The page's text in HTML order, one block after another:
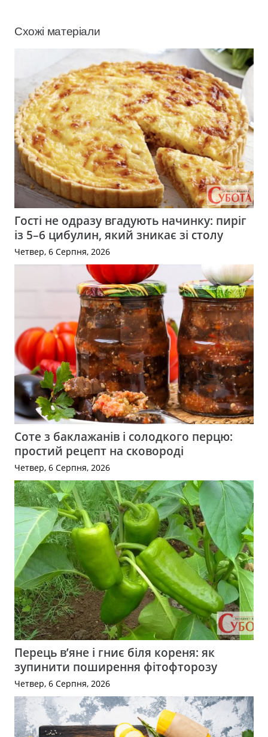
Схожі матеріали
Гості не одразу вгадують начинку: пиріг
із 5–6 цибулин, який зникає зі столу
Четвер, 6 Серпня, 2026
Соте з баклажанів і солодкого перцю:
простий рецепт на сковороді
Четвер, 6 Серпня, 2026
Перець в’яне і гниє біля кореня: як
зупинити поширення фітофторозу
Четвер, 6 Серпня, 2026